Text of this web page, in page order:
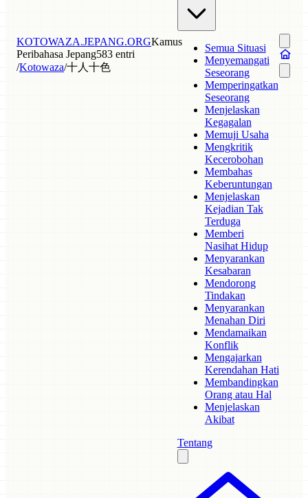
KOTOWAZA.JEPANG.ORGKamus
Peribahasa Jepang583 entri
/Kotowaza/十人十色
Semua Situasi
Menyemangati
Seseorang
Memperingatkan
Seseorang
Menjelaskan
Kegagalan
Memuji Usaha
Mengkritik
Kecerobohan
Membahas
Keberuntungan
Menjelaskan
Kejadian Tak
Terduga
Memberi
Nasihat Hidup
Menyarankan
Kesabaran
Mendorong
Tindakan
Menyarankan
Menahan Diri
Mendamaikan
Konflik
Mengajarkan
Kerendahan Hati
Membandingkan
Orang atau Hal
Menjelaskan
Akibat
Tentang